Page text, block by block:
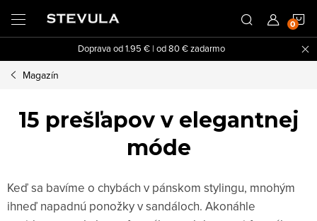
obsah
Doprava od 1.95 € | od 80 € zadarmo
Magazín
15 prešľapov v elegantnej
móde
Keď sa bavíme o chybách v pánskom stylingu, mnohým
ihneď napadnú ponožky v sandáloch. Akonáhle